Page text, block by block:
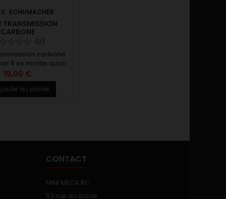
SCHUMACHER
TRANSMISSION
CARBONE
(0)
carbone
6 se monte aussi
X12 2026
19,00 €
au panier
CONTACT
MINI MECA RC
53 rue du stade